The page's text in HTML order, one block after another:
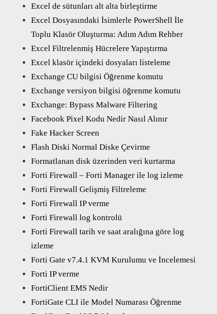
Excel de sütunları alt alta birleştirme
Excel Dosyasındaki İsimlerle PowerShell İle
Toplu Klasör Oluşturma: Adım Adım Rehber
Excel Filtrelenmiş Hücrelere Yapıştırma
Excel klasör içindeki dosyaları listeleme
Exchange CU bilgisi Öğrenme komutu
Exchange versiyon bilgisi öğrenme komutu
Exchange: Bypass Malware Filtering
Facebook Pixel Kodu Nedir Nasıl Alınır
Fake Hacker Screen
Flash Diski Normal Diske Çevirme
Formatlanan disk üzerinden veri kurtarma
Forti Firewall – Forti Manager ile log izleme
Forti Firewall Gelişmiş Filtreleme
Forti Firewall IP verme
Forti Firewall log kontrolü
Forti Firewall tarih ve saat aralığına göre log
izleme
Forti Gate v7.4.1 KVM Kurulumu ve İncelemesi
Forti IP verme
FortiClient EMS Nedir
FortiGate CLI ile Model Numarası Öğrenme